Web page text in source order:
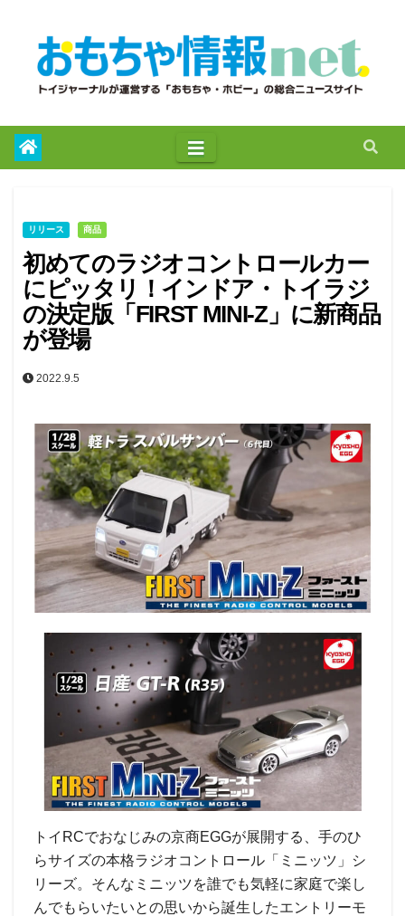
リリース 商品
初めてのラジオコントロールカー
にピッタリ！インドア・トイラジ
の決定版「FIRST MINI-Z」に新商品
が登場
2022.9.5
トイRCでおなじみの京商EGGが展開する、手のひ
らサイズの本格ラジオコントロール「ミニッツ」シ
リーズ。そんなミニッツを誰でも気軽に家庭で楽し
んでもらいたいとの思いから誕生したエントリーモ